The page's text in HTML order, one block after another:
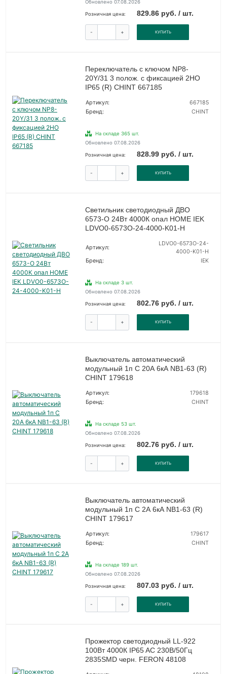
Обновлено 07.08.2026
Розничная цена: 829.86 руб. / шт.
- + КУПИТЬ
Переключатель с ключом NP8-
20Y/31 3 полож. с фиксацией 2НО
IP65 (R) CHINT 667185
Артикул:
667185
Бренд:
CHINT
На складе 365 шт.
Обновлено 07.08.2026
Розничная цена: 828.99 руб. / шт.
- + КУПИТЬ
Светильник светодиодный ДВО
6573-O 24Вт 4000К опал HOME IEK
LDVO0-6573O-24-4000-K01-H
Артикул:
LDVO0-6573O-24-
4000-K01-H
Бренд:
IEK
На складе 3 шт.
Обновлено 07.08.2026
Розничная цена: 802.76 руб. / шт.
- + КУПИТЬ
Выключатель автоматический
модульный 1п C 20А 6кА NB1-63 (R)
CHINT 179618
Артикул:
179618
Бренд:
CHINT
На складе 53 шт.
Обновлено 07.08.2026
Розничная цена: 802.76 руб. / шт.
- + КУПИТЬ
Выключатель автоматический
модульный 1п C 2А 6кА NB1-63 (R)
CHINT 179617
Артикул:
179617
Бренд:
CHINT
На складе 189 шт.
Обновлено 07.08.2026
Розничная цена: 807.03 руб. / шт.
- + КУПИТЬ
Прожектор светодиодный LL-922
100Вт 4000К IP65 AC 230В/50Гц
2835SMD черн. FERON 48108